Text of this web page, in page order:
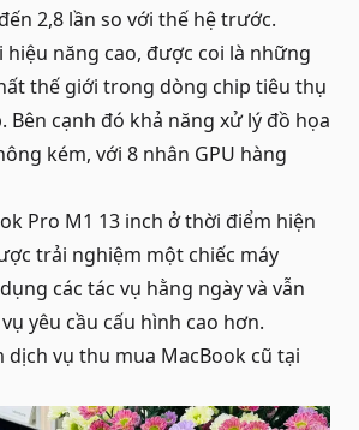
2,8 lần so với thế hệ trước.
hiệu năng cao, được coi là những
thế giới trong dòng chip tiêu thụ
Bên cạnh đó khả năng xử lý đồ họa
kém, với 8 nhân GPU hàng
Pro M1 13 inch ở thời điểm hiện
trải nghiệm một chiếc máy
các tác vụ hằng ngày và vẫn
yêu cầu cấu hình cao hơn.
dịch vụ thu mua MacBook cũ tại